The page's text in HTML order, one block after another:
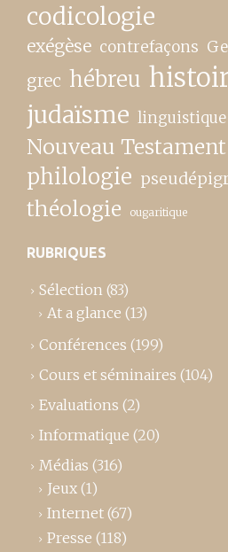
codicologie
exégèse contrefaçons
grec hébreu
judaïsme linguistique
Nouveau Testament
philologie
théologie ougaritique
RUBRIQUES
Sélection (83)
At a glance (13)
Conférences (199)
Cours et séminaires (104)
Evaluations (2)
Informatique (20)
Médias (316)
Jeux (1)
Internet (67)
Presse (118)